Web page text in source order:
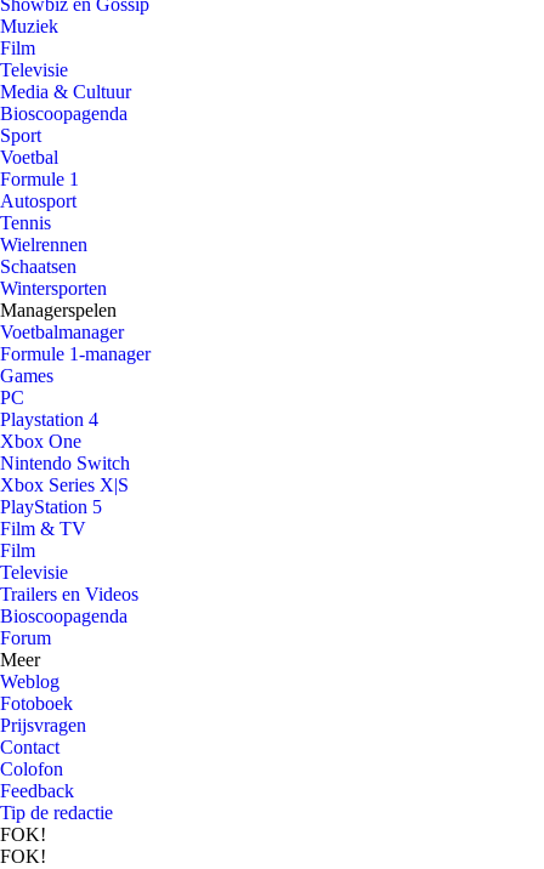
Showbiz en Gossip
Muziek
Film
Televisie
Media & Cultuur
Bioscoopagenda
Sport
Voetbal
Formule 1
Autosport
Tennis
Wielrennen
Schaatsen
Wintersporten
Managerspelen
Voetbalmanager
Formule 1-manager
Games
PC
Playstation 4
Xbox One
Nintendo Switch
Xbox Series X|S
PlayStation 5
Film & TV
Film
Televisie
Trailers en Videos
Bioscoopagenda
Forum
Meer
Weblog
Fotoboek
Prijsvragen
Contact
Colofon
Feedback
Tip de redactie
FOK!
FOK!